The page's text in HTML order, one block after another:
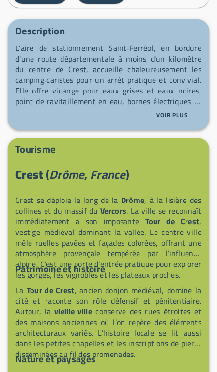
Description
L'aire de stationnement Saint‑Ferréol, en bordure
d'une route départementale à moins d'un kilomètre
du centre de Crest, accueille chaleureusement les
camping‑caristes pour un arrêt pratique et convivial.
Elle offre vidange pour eaux grises et eaux noires,
point de ravitaillement en eau, bornes électriques et
des emplacements de stationnement spacieux.
— marché alimentaire mardi matin sur la Place de la
Halle‑au‑Blé, marchés du samedi matin avec produits
locaux et artisanat, marchés de nuit en été et un
légumes, charcuteries, poissons, jus et vins de la
traditionnel mis en valeur localement (notamment à
la Maison de la Défarde), qui illustre le riche
patrimoine culinaire d'une ville mêlant histoire et
modernité respectueuse de l'environnement.
VOIR PLUS
Tourisme
Crest(Drôme, France)
Crest se déploie le long de la Drôme, à la lisière des
collines et du massif duVercors. La ville se reconnaît
immédiatement à son imposante Tour de Crest,
vestige médiéval dominant la vallée. Le centre-ville
mêle ruelles pavées et façades colorées, offrant une
atmosphère provençale tempérée par l’influence
alpine. C’est une porte d’entrée pratique pour explorer
les gorges, les vignobles et les plateaux proches.
Patrimoine et histoire
La Tour de Crest, ancien donjon médiéval, domine la
cité et raconte son rôle défensif et pénitentiaire.
Autour, lavieille villeconserve des rues étroites et
des maisons anciennes où l’on repère des éléments
architecturaux variés. L’histoire locale se lit aussi
dans les petites chapelles et les inscriptions de pierre
disséminées au fil des promenades.
Nature et paysages